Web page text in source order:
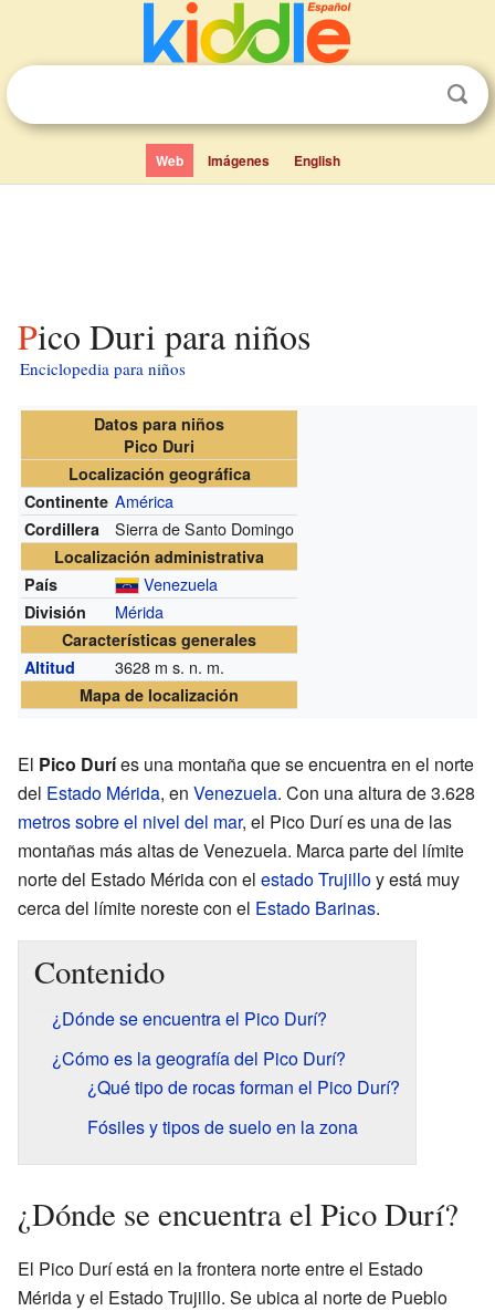
Web Imágenes English
Pico Duri para niños
Enciclopedia para niños
Datos para niños
Pico Duri
Localización geográfica
Continente América
Cordillera Sierra de Santo Domingo
Localización administrativa
País
Venezuela
División Mérida
Características generales
Altitud
3628 m s. n. m.
Mapa de localización
El Pico Duríes una montaña que se encuentra en el norte
del Estado Mérida, en Venezuela. Con una altura de 3.628
metros sobre el nivel del mar, el Pico Durí es una de las
montañas más altas de Venezuela. Marca parte del límite
norte del Estado Mérida con el estado Trujilloy está muy
cerca del límite noreste con el Estado Barinas.
Contenido
¿Dónde se encuentra el Pico Durí?
¿Cómo es la geografía del Pico Durí?
¿Qué tipo de rocas forman el Pico Durí?
Fósiles y tipos de suelo en la zona
¿Dónde se encuentra el Pico Durí?
El Pico Durí está en la frontera norte entre el Estado
Mérida y el Estado Trujillo. Se ubica al norte de Pueblo